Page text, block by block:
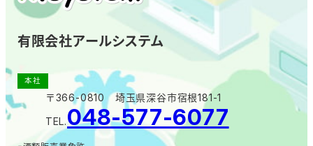
有限会社アールシステム
本社
〒366-0810 埼玉県深谷市宿根181-1
TEL.048-577-6077